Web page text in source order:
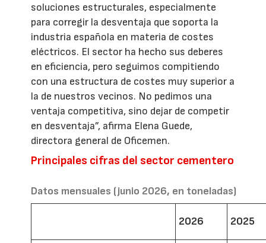
soluciones estructurales, especialmente
para corregir la desventaja que soporta la
industria española en materia de costes
eléctricos. El sector ha hecho sus deberes
en eficiencia, pero seguimos compitiendo
con una estructura de costes muy superior a
la de nuestros vecinos. No pedimos una
ventaja competitiva, sino dejar de competir
en desventaja”, afirma Elena Guede,
directora general de Oficemen.
Principales cifras del sector cementero
Datos mensuales (junio 2026, en toneladas)
2026 2025